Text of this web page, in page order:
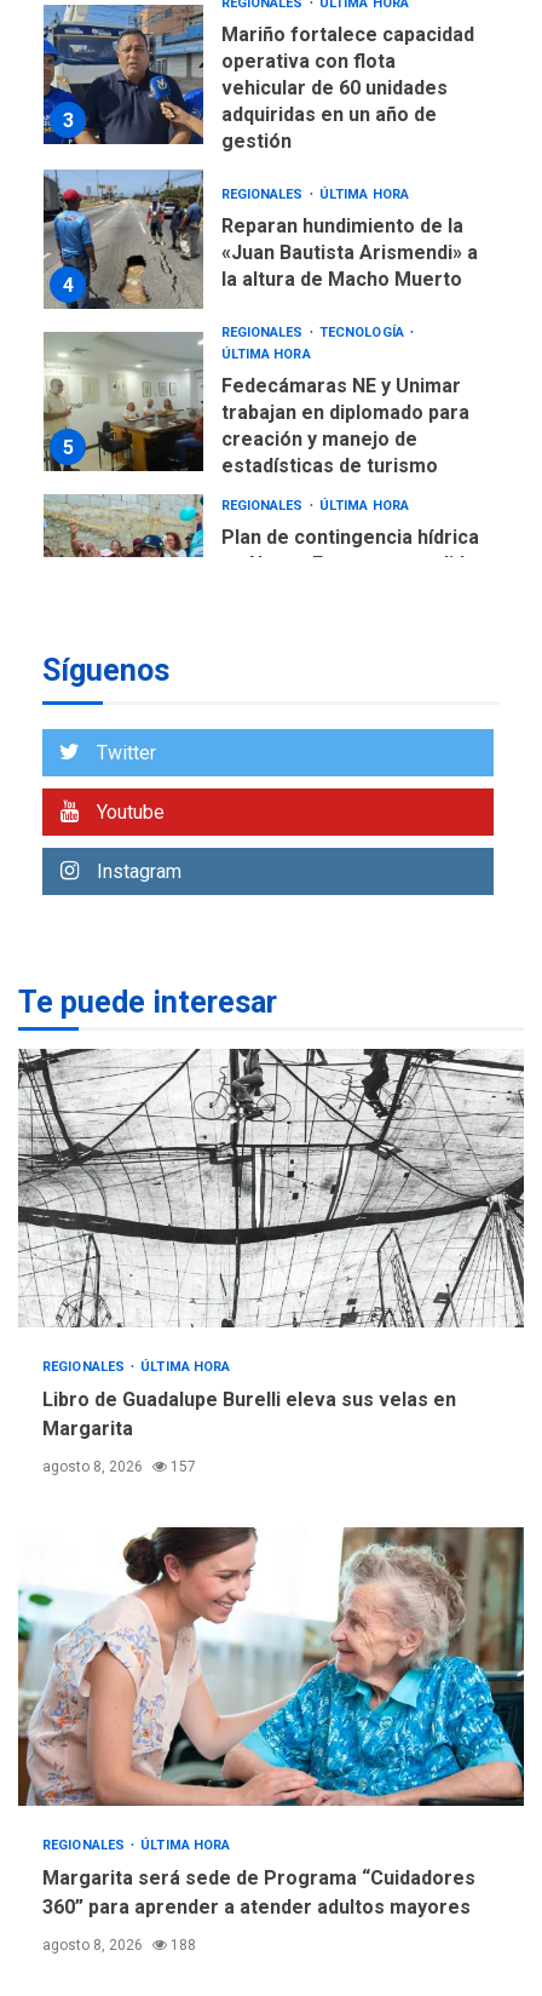
3
Mariño fortalece capacidad
operativa con flota
vehicular de 60 unidades
adquiridas en un año de
gestión
4
REGIONALES ÚLTIMA HORA
Reparan hundimiento de la
«Juan Bautista Arismendi» a
la altura de Macho Muerto
5
REGIONALES
TECNOLOGÍA
ÚLTIMA HORA
Fedecámaras NE y Unimar
trabajan en diplomado para
creación y manejo de
estadísticas de turismo
REGIONALES ÚLTIMA HORA
Plan de contingencia hídrica
en Nueva Esparta consolida
7
2
Margarita será sede de
para aprender a atender
adultos mayores
3
REGIONALES ÚLTIMA HORA
Mariño fortalece capacidad
operativa con flota
vehicular de 60 unidades
adquiridas en un año de
gestión
4
REGIONALES ÚLTIMA HORA
«Juan Bautista Arismendi» a
la altura de Macho Muerto
trabajan en diplomado para
creación y manejo de
estadísticas de turismo
Síguenos
Twitter
Youtube
Instagram
Te puede interesar
REGIONALES ÚLTIMA HORA
Libro de Guadalupe Burelli eleva sus velas en
Margarita
agosto 8, 2026 157
REGIONALES ÚLTIMA HORA
Margarita será sede de Programa “Cuidadores
360” para aprender a atender adultos mayores
agosto 8, 2026 188